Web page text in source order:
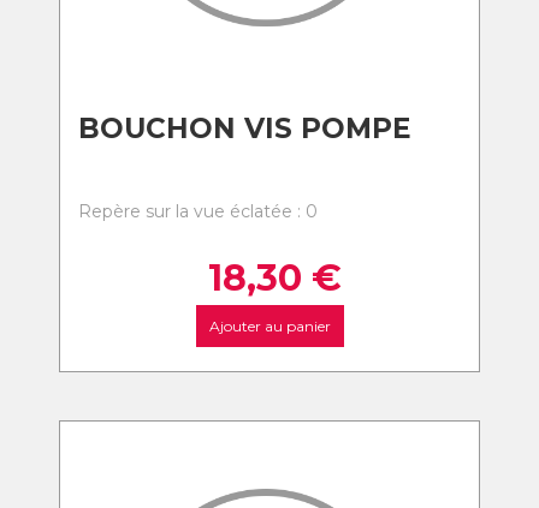
BOUCHON VIS POMPE
Repère sur la vue éclatée : 0
18,30 €
Ajouter au panier